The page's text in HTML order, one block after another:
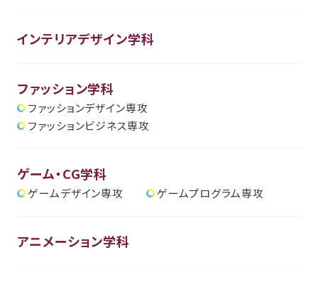
インテリアデザイン学科
ファッション学科
ファッションデザイン専攻
ファッションビジネス専攻
ゲーム・CG学科
ゲームデザイン専攻 ゲームプログラム専攻
アニメーション学科